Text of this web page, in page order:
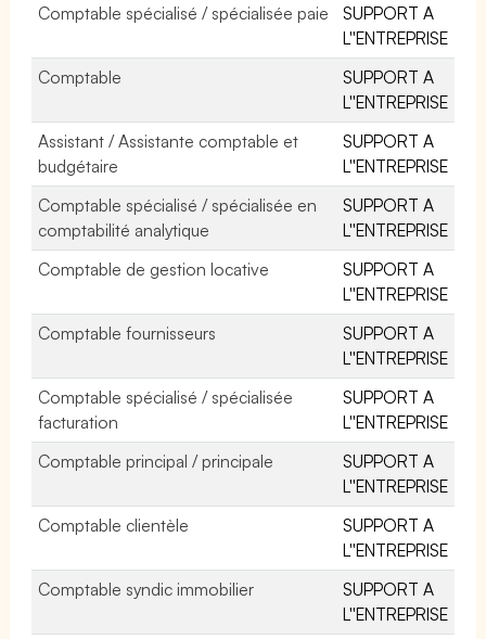
Comptable spécialisé / spécialisée paie
SUPPORT A
L''ENTREPRISE
Comptable
SUPPORT A
L''ENTREPRISE
Assistant / Assistante comptable et
budgétaire
SUPPORT A
L''ENTREPRISE
Comptable spécialisé / spécialisée en
comptabilité analytique
SUPPORT A
L''ENTREPRISE
Comptable de gestion locative
SUPPORT A
L''ENTREPRISE
Comptable fournisseurs
SUPPORT A
L''ENTREPRISE
Comptable spécialisé / spécialisée
facturation
SUPPORT A
L''ENTREPRISE
Comptable principal / principale
SUPPORT A
L''ENTREPRISE
Comptable clientèle
SUPPORT A
L''ENTREPRISE
Comptable syndic immobilier
SUPPORT A
L''ENTREPRISE